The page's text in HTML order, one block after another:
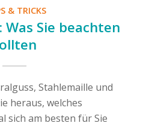
& TRICKS
Was Sie beachten
Stahlemaille und
heraus, welches
sich am besten für Sie